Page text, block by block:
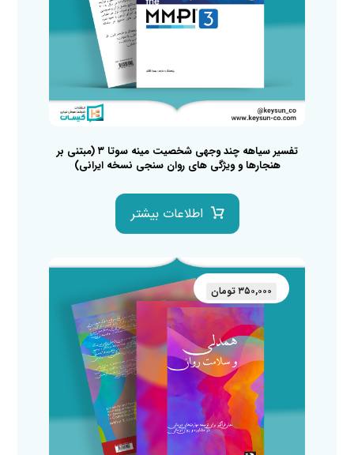
تفسیر سیاهه چند وجهی شخصیت مینه سوتا ۳ (مبتنی بر
هنجارها و ویژگی های روان سنجی نسخه ایرانی)
اطلاعات بیشتر
۳۵۰,۰۰۰ تومان